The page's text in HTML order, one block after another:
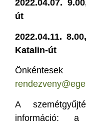
2022.04.07.
út
2022.04.11.
Katalin-út
A
információ: